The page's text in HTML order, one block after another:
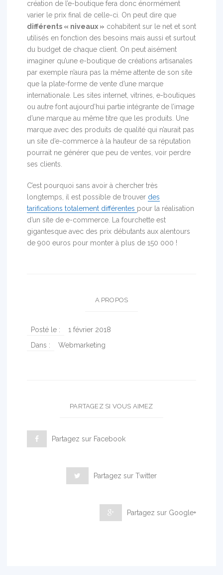
création de l’e-boutique fera donc énormément
varier le prix final de celle-ci. On peut dire que
différents « niveaux » cohabitent sur le net et sont
utilisés en fonction des besoins mais aussi et surtout
du budget de chaque client. On peut aisément
imaginer qu’une e-boutique de créations artisanales
par exemple n’aura pas la même attente de son site
que la plate-forme de vente d’une marque
internationale. Les sites internet, vitrines, e-boutiques
ou autre font aujourd’hui partie intégrante de l’image
d’une marque au même titre que les produits. Une
marque avec des produits de qualité qui n’aurait pas
un site d’e-commerce à la hauteur de sa réputation
pourrait ne générer que peu de ventes, voir perdre
ses clients.
C’est pourquoi sans avoir à chercher très
longtemps, il est possible de trouver des
tarifications totalement différentes pour la réalisation
d’un site de e-commerce. La fourchette est
gigantesque avec des prix débutants aux alentours
de 900 euros pour monter à plus de 150 000 !
A PROPOS
Posté le :
1 février 2018
Dans :
Webmarketing
PARTAGEZ SI VOUS AIMEZ
Partagez sur Facebook
Partagez sur Twitter
Partagez sur Google+